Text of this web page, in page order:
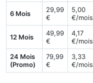
6 Mois
29,99
€
5,00
€/mois
12 Mois
49,99
€
4,17
€/mois
24 Mois
(Promo)
79,99
€
3,33
€/mois